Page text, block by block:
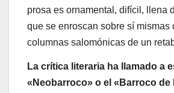
prosa es ornamental, difícil, llena
que se enroscan sobre sí mismas
columnas salomónicas de un
La crítica literaria ha llamado a
«Neobarroco» o el «Barroco de